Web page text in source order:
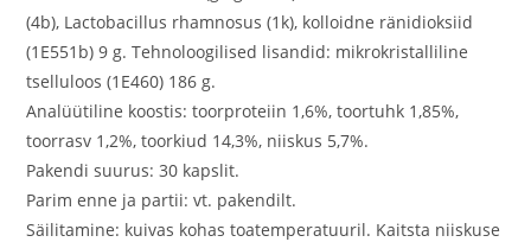
(4b), Lactobacillus rhamnosus (1k), kolloidne ränidioksiid
(1E551b) 9 g. Tehnoloogilised lisandid: mikrokristalliline
tselluloos (1E460) 186 g.
Analüütiline koostis: toorproteiin 1,6%, toortuhk 1,85%,
toorrasv 1,2%, toorkiud 14,3%, niiskus 5,7%.
Pakendi suurus: 30 kapslit.
Parim enne ja partii: vt. pakendilt.
Säilitamine: kuivas kohas toatemperatuuril. Kaitsta niiskuse